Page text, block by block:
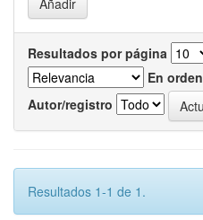
Resultados por página
En orden
Autor/registro
Resultados 1-1 de 1.